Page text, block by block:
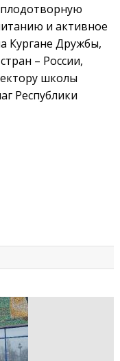
плодотворную
и активное
Кургане Дружбы,
– России,
школы
Республики